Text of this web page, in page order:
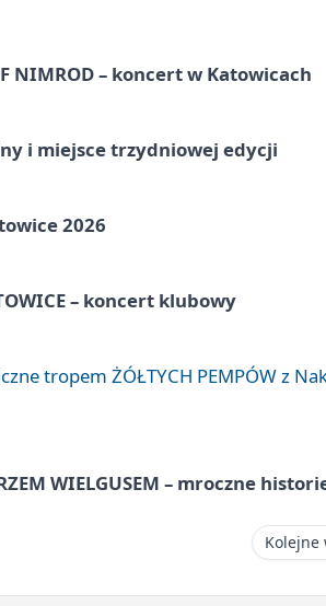
NIMROD – koncert w Katowicach
i miejsce trzydniowej edycji
2026
– koncert klubowy
tropem ŻÓŁTYCH PEMPÓW z
WIELGUSEM – mroczne
Kolejne